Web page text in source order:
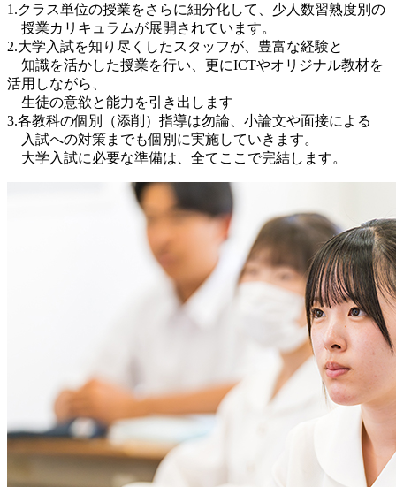
1.クラス単位の授業をさらに細分化して、少人数習熟度別の
授業カリキュラムが展開されています。
2.大学入試を知り尽くしたスタッフが、豊富な経験と
知識を活かした授業を行い、更にICTやオリジナル教材を
活用しながら、
生徒の意欲と能力を引き出します
3.各教科の個別（添削）指導は勿論、小論文や面接による
入試への対策までも個別に実施していきます。
大学入試に必要な準備は、全てここで完結します。